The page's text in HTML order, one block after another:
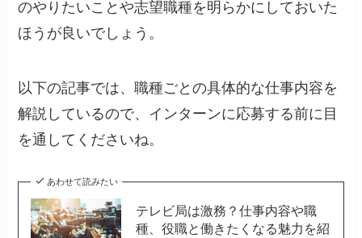
のやりたいことや志望職種を明らかにしておいた
ほうが良いでしょう。
以下の記事では、職種ごとの具体的な仕事内容を
解説しているので、インターンに応募する前に目
を通してくださいね。
あわせて読みたい
テレビ局は激務？仕事内容や職
種、役職と働きたくなる魅力を紹